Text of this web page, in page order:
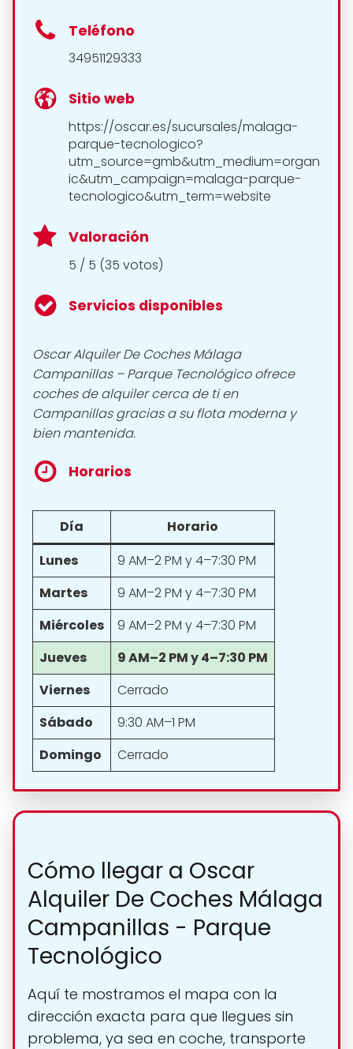
Teléfono
34951129333
Sitio web
https://oscar.es/sucursales/malaga-
parque-tecnologico?
utm_source=gmb&utm_medium=organ
ic&utm_campaign=malaga-parque-
tecnologico&utm_term=website
Valoración
5 / 5 (35 votos)
Servicios disponibles
Oscar Alquiler De Coches Málaga
Campanillas – Parque Tecnológico ofrece
coches de alquiler cerca de ti en
Campanillas gracias a su flota moderna y
bien mantenida.
Horarios
Día
Horario
Lunes
9 AM–2 PM y 4–7:30 PM
Martes
9 AM–2 PM y 4–7:30 PM
Miércoles
9 AM–2 PM y 4–7:30 PM
Jueves
9 AM–2 PM y 4–7:30 PM
Viernes
Cerrado
Sábado
9:30 AM–1 PM
Domingo
Cerrado
Cómo llegar a Oscar
Alquiler De Coches Málaga
Campanillas - Parque
Tecnológico
Aquí te mostramos el mapa con la
dirección exacta para que llegues sin
problema, ya sea en coche, transporte